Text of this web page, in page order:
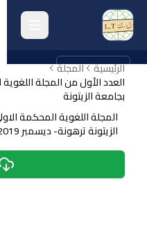
english
انشطة الكلية
الرئيسية المجلة
العدد الأول من المجلة
بجامعة الزيتونة
المجلة اللغوية المحكمة
الزيتونة ترهونة- ديسمبر 2019